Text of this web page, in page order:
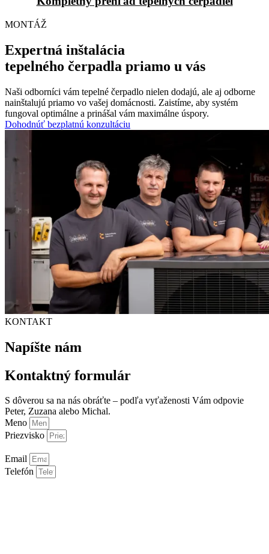
MONTÁŽ
Expertná inštalácia
tepelného čerpadla priamo u vás
Naši odborníci vám tepelné čerpadlo nielen dodajú, ale aj odborne
nainštalujú priamo vo vašej domácnosti. Zaistíme, aby systém
fungoval optimálne a prinášal vám maximálne úspory.
Dohodnúť bezplatnú konzultáciu
KONTAKT
Napíšte nám
Kontaktný formulár
S dôverou sa na nás obráťte – podľa vyťaženosti Vám odpovie
Peter, Zuzana alebo Michal.
Meno
Priezvisko
Email
Telefón